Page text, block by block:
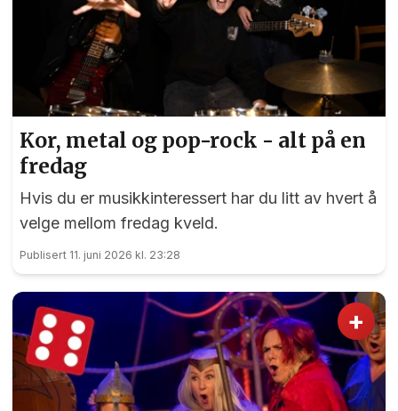
Kor, metal og pop-rock - alt på en
fredag
Hvis du er musikkinteressert har du litt av hvert å
velge mellom fredag kveld.
Publisert 11. juni 2026 kl. 23:28
+